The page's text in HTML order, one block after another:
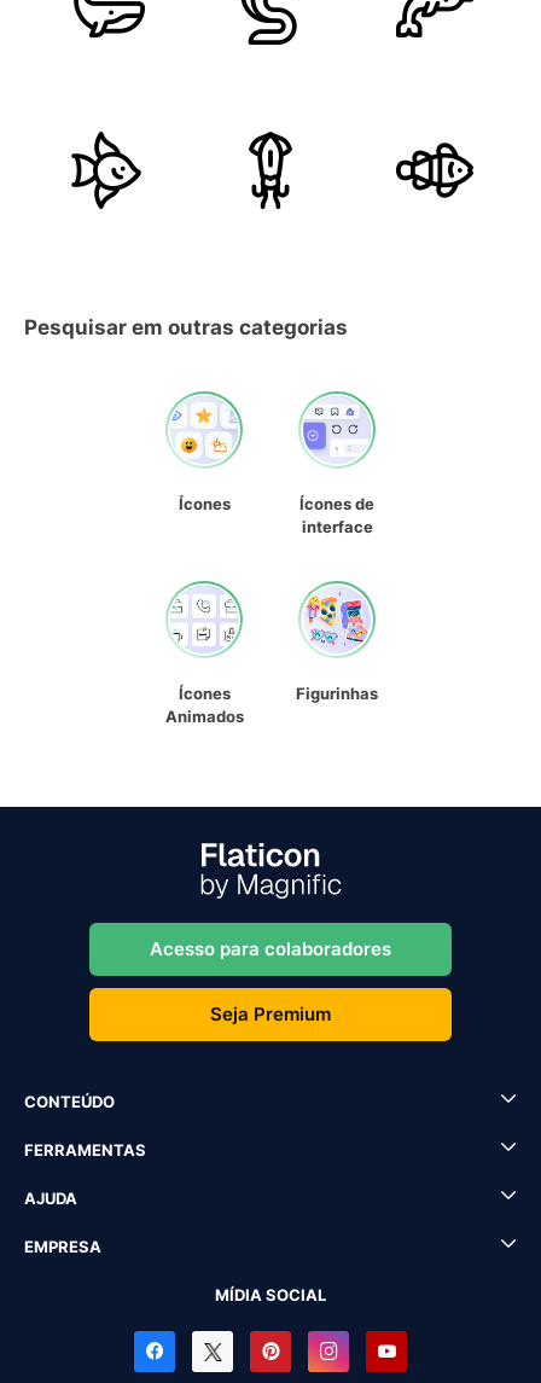
Pesquisar em outras categorias
Ícones
Ícones de
interface
Ícones
Animados
Figurinhas
Acesso para colaboradores
Seja Premium
CONTEÚDO
FERRAMENTAS
AJUDA
EMPRESA
MÍDIA SOCIAL